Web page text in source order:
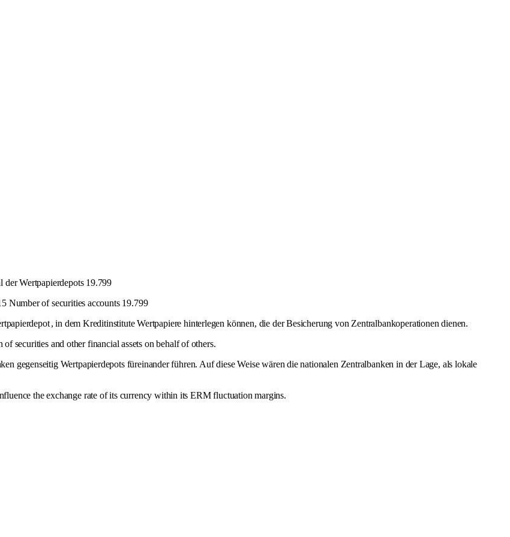
Wertpapierdepots 19.799
Number of securities accounts 19.799
, in dem Kreditinstitute Wertpapiere hinterlegen können, die der Besicherung von Zentralbankoperationen dienen.
securities and other financial assets on behalf of others.
gegenseitig Wertpapierdepots füreinander führen. Auf diese Weise wären die nationalen Zentralbanken in der Lage, als lokale
the exchange rate of its currency within its ERM fluctuation margins.